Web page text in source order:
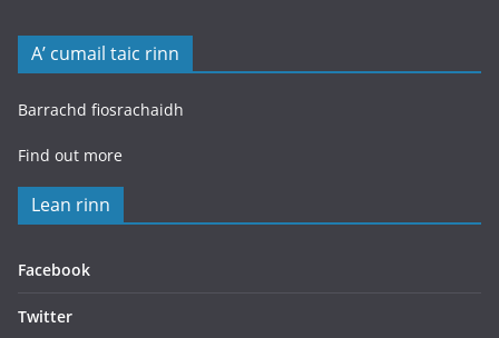
A’ cumail taic rinn
Barrachd fiosrachaidh
Find out more
Lean rinn
Facebook
Twitter